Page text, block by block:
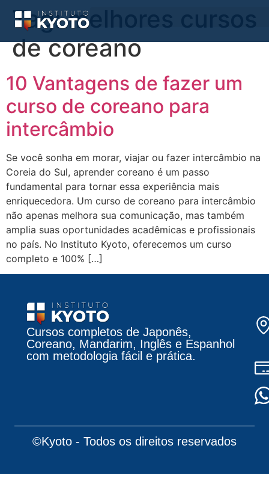
Tag:melhores cursos
de coreano
10 Vantagens de fazer um
curso de coreano para
intercâmbio
Se você sonha em morar, viajar ou fazer intercâmbio na
Coreia do Sul, aprender coreano é um passo
fundamental para tornar essa experiência mais
enriquecedora. Um curso de coreano para intercâmbio
não apenas melhora sua comunicação, mas também
amplia suas oportunidades acadêmicas e profissionais
no país. No Instituto Kyoto, oferecemos um curso
completo e 100% […]
Cursos completos de Japonês,
Coreano, Mandarim, Inglês e Espanhol
com metodologia fácil e prática.
©Kyoto - Todos os direitos reservados